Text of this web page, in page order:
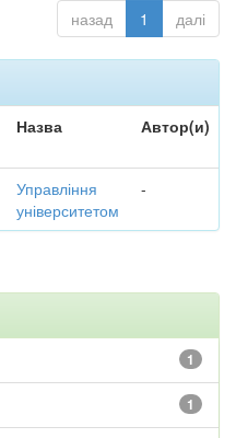
назад 1 далі
Назва Автор(и)
Управління
університетом
-
1
1